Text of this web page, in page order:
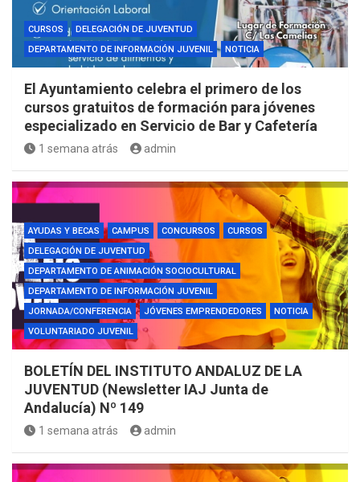
CURSOS
DELEGACIÓN DE JUVENTUD
DEPARTAMENTO DE INFORMACIÓN JUVENIL
NOTICIA
El Ayuntamiento celebra el primero de los
cursos gratuitos de formación para jóvenes
especializado en Servicio de Bar y Cafetería
1 semana atrás admin
AYUDAS Y BECAS CAMPUS CONCURSOS
CURSOS
DELEGACIÓN DE JUVENTUD
DEPARTAMENTO DE ANIMACIÓN SOCIOCULTURAL
DEPARTAMENTO DE INFORMACIÓN JUVENIL
JORNADA/CONFERENCIA
JÓVENES EMPRENDEDORES
NOTICIA
VOLUNTARIADO JUVENIL
BOLETÍN DEL INSTITUTO ANDALUZ DE LA
JUVENTUD (Newsletter IAJ Junta de
Andalucía) Nº 149
1 semana atrás admin